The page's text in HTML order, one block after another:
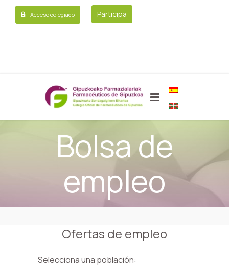
Acceso colegiado Participa
Bolsa de
empleo
Ofertas de empleo
Selecciona una población: